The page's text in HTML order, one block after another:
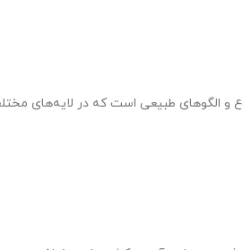
و الگوهای طبیعی است که در لایه‌های